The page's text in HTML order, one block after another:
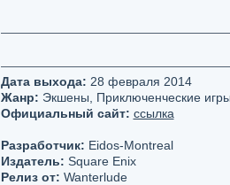
Дата выхода: 28 февраля 2014
Жанр: Экшены, Приключенческие игры
Официальный сайт: ссылка
Разработчик: Eidos-Montreal
Издатель: Square Enix
Релиз от: Wanterlude